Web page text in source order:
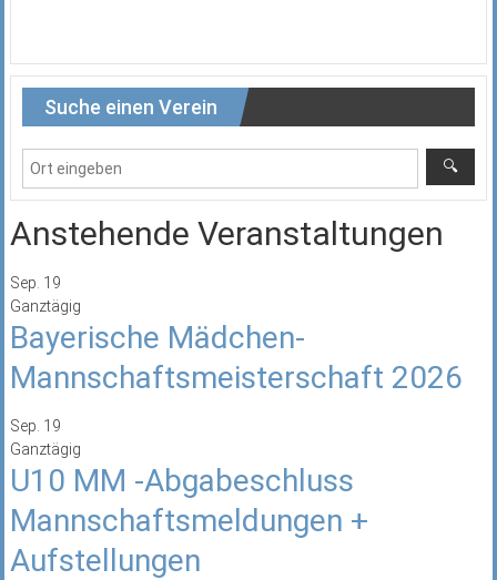
Suche einen Verein
Anstehende Veranstaltungen
Sep. 19
Ganztägig
Bayerische Mädchen-
Mannschaftsmeisterschaft 2026
Sep. 19
Ganztägig
U10 MM -Abgabeschluss
Mannschaftsmeldungen +
Aufstellungen